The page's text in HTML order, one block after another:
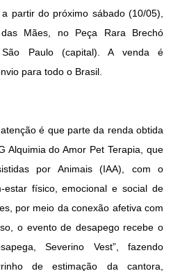
partir do próximo sábado (10/05),
Mães, no Peça Rara Brechó
Paulo (capital). A venda é
para todo o Brasil.
é que parte da renda obtida
Alquimia do Amor Pet Terapia, que
por Animais (IAA), com o
estar físico, emocional e social de
por meio da conexão afetiva com
o evento de desapego recebe o
Severino Vest”, fazendo
de estimação da cantora,